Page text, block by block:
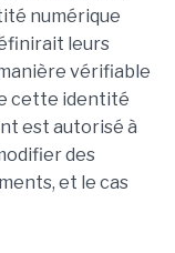
numérique
leurs
vérifiable
cette identité
est autorisé à
des
et le cas